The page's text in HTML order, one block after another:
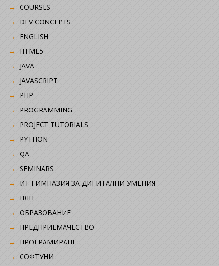
COURSES
DEV CONCEPTS
ENGLISH
HTML5
JAVA
JAVASCRIPT
PHP
PROGRAMMING
PROJECT TUTORIALS
PYTHON
QA
SEMINARS
ИТ ГИМНАЗИЯ ЗА ДИГИТАЛНИ УМЕНИЯ
НЛП
ОБРАЗОВАНИЕ
ПРЕДПРИЕМАЧЕСТВО
ПРОГРАМИРАНЕ
СОФТУНИ